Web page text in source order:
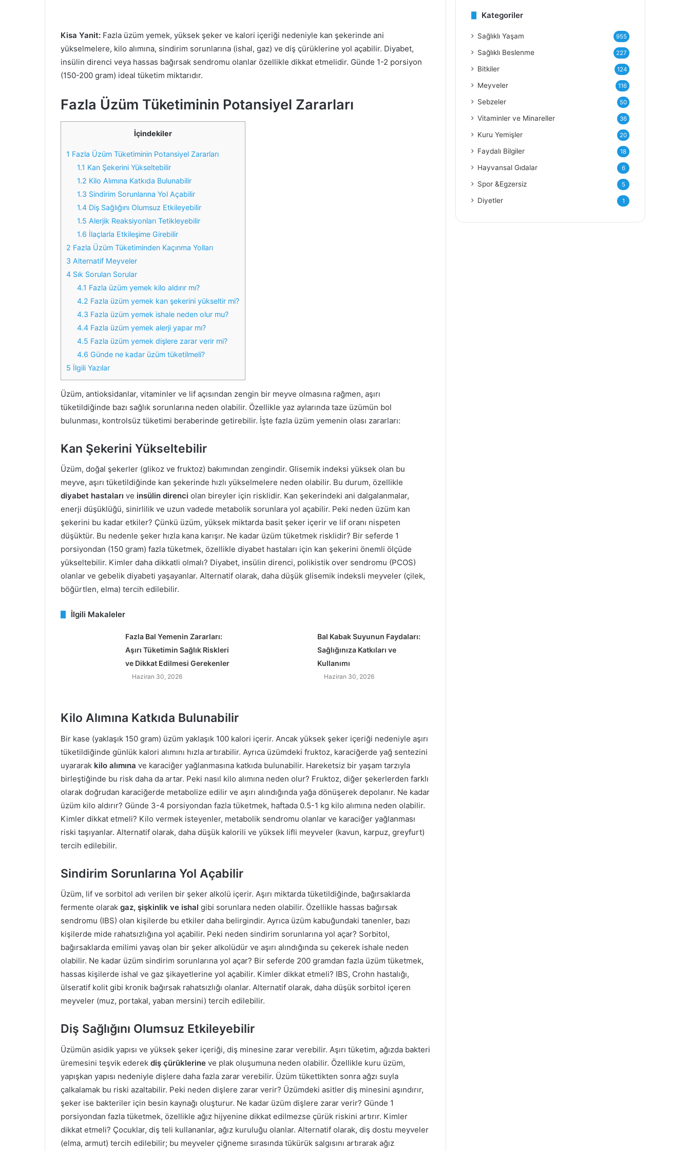
Kisa Yanit: Fazla üzüm yemek, yüksek şeker ve kalori içeriği nedeniyle kan şekerinde ani
yükselmelere, kilo alımına, sindirim sorunlarına (ishal, gaz) ve diş çürüklerine yol açabilir. Diyabet,
insülin direnci veya hassas bağırsak sendromu olanlar özellikle dikkat etmelidir. Günde 1-2 porsiyon
(150-200 gram) ideal tüketim miktarıdır.
Fazla Üzüm Tüketiminin Potansiyel Zararları
İçindekiler
1 Fazla Üzüm Tüketiminin Potansiyel Zararları
1.1 Kan Şekerini Yükseltebilir
1.2 Kilo Alımına Katkıda Bulunabilir
1.3 Sindirim Sorunlarına Yol Açabilir
1.4 Diş Sağlığını Olumsuz Etkileyebilir
1.5 Alerjik Reaksiyonları Tetikleyebilir
1.6 İlaçlarla Etkileşime Girebilir
2 Fazla Üzüm Tüketiminden Kaçınma Yolları
3 Alternatif Meyveler
4 Sık Sorulan Sorular
4.1 Fazla üzüm yemek kilo aldırır mı?
4.2 Fazla üzüm yemek kan şekerini yükseltir mi?
4.3 Fazla üzüm yemek ishale neden olur mu?
4.4 Fazla üzüm yemek alerji yapar mı?
4.5 Fazla üzüm yemek dişlere zarar verir mi?
4.6 Günde ne kadar üzüm tüketilmeli?
5 İlgili Yazılar
Üzüm, antioksidanlar, vitaminler ve lif açısından zengin bir meyve olmasına rağmen, aşırı
tüketildiğinde bazı sağlık sorunlarına neden olabilir. Özellikle yaz aylarında taze üzümün bol
bulunması, kontrolsüz tüketimi beraberinde getirebilir. İşte fazla üzüm yemenin olası zararları:
Kan Şekerini Yükseltebilir
Üzüm, doğal şekerler (glikoz ve fruktoz) bakımından zengindir. Glisemik indeksi yüksek olan bu
meyve, aşırı tüketildiğinde kan şekerinde hızlı yükselmelere neden olabilir. Bu durum, özellikle
diyabet hastaları ve insülin direnci olan bireyler için risklidir. Kan şekerindeki ani dalgalanmalar,
enerji düşüklüğü, sinirlilik ve uzun vadede metabolik sorunlara yol açabilir. Peki neden üzüm kan
şekerini bu kadar etkiler? Çünkü üzüm, yüksek miktarda basit şeker içerir ve lif oranı nispeten
düşüktür. Bu nedenle şeker hızla kana karışır. Ne kadar üzüm tüketmek risklidir? Bir seferde 1
porsiyondan (150 gram) fazla tüketmek, özellikle diyabet hastaları için kan şekerini önemli ölçüde
yükseltebilir. Kimler daha dikkatli olmalı? Diyabet, insülin direnci, polikistik over sendromu (PCOS)
olanlar ve gebelik diyabeti yaşayanlar. Alternatif olarak, daha düşük glisemik indeksli meyveler (çilek,
böğürtlen, elma) tercih edilebilir.
İlgili Makaleler
Fazla Bal Yemenin Zararları:
Aşırı Tüketimin Sağlık Riskleri
ve Dikkat Edilmesi Gerekenler
Haziran 30, 2026
Bal Kabak Suyunun Faydaları:
Sağlığınıza Katkıları ve
Kullanımı
Haziran 30, 2026
Kilo Alımına Katkıda Bulunabilir
Bir kase (yaklaşık 150 gram) üzüm yaklaşık 100 kalori içerir. Ancak yüksek şeker içeriği nedeniyle aşırı
tüketildiğinde günlük kalori alımını hızla artırabilir. Ayrıca üzümdeki fruktoz, karaciğerde yağ sentezini
uyararak kilo alımına ve karaciğer yağlanmasına katkıda bulunabilir. Hareketsiz bir yaşam tarzıyla
birleştiğinde bu risk daha da artar. Peki nasıl kilo alımına neden olur? Fruktoz, diğer şekerlerden farklı
olarak doğrudan karaciğerde metabolize edilir ve aşırı alındığında yağa dönüşerek depolanır. Ne kadar
üzüm kilo aldırır? Günde 3-4 porsiyondan fazla tüketmek, haftada 0.5-1 kg kilo alımına neden olabilir.
Kimler dikkat etmeli? Kilo vermek isteyenler, metabolik sendromu olanlar ve karaciğer yağlanması
riski taşıyanlar. Alternatif olarak, daha düşük kalorili ve yüksek lifli meyveler (kavun, karpuz, greyfurt)
tercih edilebilir.
Sindirim Sorunlarına Yol Açabilir
Üzüm, lif ve sorbitol adı verilen bir şeker alkolü içerir. Aşırı miktarda tüketildiğinde, bağırsaklarda
fermente olarak gaz, şişkinlik ve ishal gibi sorunlara neden olabilir. Özellikle hassas bağırsak
sendromu (IBS) olan kişilerde bu etkiler daha belirgindir. Ayrıca üzüm kabuğundaki tanenler, bazı
kişilerde mide rahatsızlığına yol açabilir. Peki neden sindirim sorunlarına yol açar? Sorbitol,
bağırsaklarda emilimi yavaş olan bir şeker alkolüdür ve aşırı alındığında su çekerek ishale neden
olabilir. Ne kadar üzüm sindirim sorunlarına yol açar? Bir seferde 200 gramdan fazla üzüm tüketmek,
hassas kişilerde ishal ve gaz şikayetlerine yol açabilir. Kimler dikkat etmeli? IBS, Crohn hastalığı,
ülseratif kolit gibi kronik bağırsak rahatsızlığı olanlar. Alternatif olarak, daha düşük sorbitol içeren
meyveler (muz, portakal, yaban mersini) tercih edilebilir.
Diş Sağlığını Olumsuz Etkileyebilir
Üzümün asidik yapısı ve yüksek şeker içeriği, diş minesine zarar verebilir. Aşırı tüketim, ağızda bakteri
üremesini teşvik ederek diş çürüklerine ve plak oluşumuna neden olabilir. Özellikle kuru üzüm,
yapışkan yapısı nedeniyle dişlere daha fazla zarar verebilir. Üzüm tükettikten sonra ağzı suyla
çalkalamak bu riski azaltabilir. Peki neden dişlere zarar verir? Üzümdeki asitler diş minesini aşındırır,
şeker ise bakteriler için besin kaynağı oluşturur. Ne kadar üzüm dişlere zarar verir? Günde 1
porsiyondan fazla tüketmek, özellikle ağız hijyenine dikkat edilmezse çürük riskini artırır. Kimler
dikkat etmeli? Çocuklar, diş teli kullananlar, ağız kuruluğu olanlar. Alternatif olarak, diş dostu meyveler
(elma, armut) tercih edilebilir; bu meyveler çiğneme sırasında tükürük salgısını artırarak ağız
e
Kategoriler
Sağlıklı Yaşam 955
Sağlıklı Beslenme 227
Bitkiler 124
Meyveler 116
Sebzeler 50
Vitaminler ve Minareller 36
Kuru Yemişler 20
Faydalı Bilgiler 18
Hayvansal Gıdalar 6
Spor &Egzersiz 5
Diyetler 1